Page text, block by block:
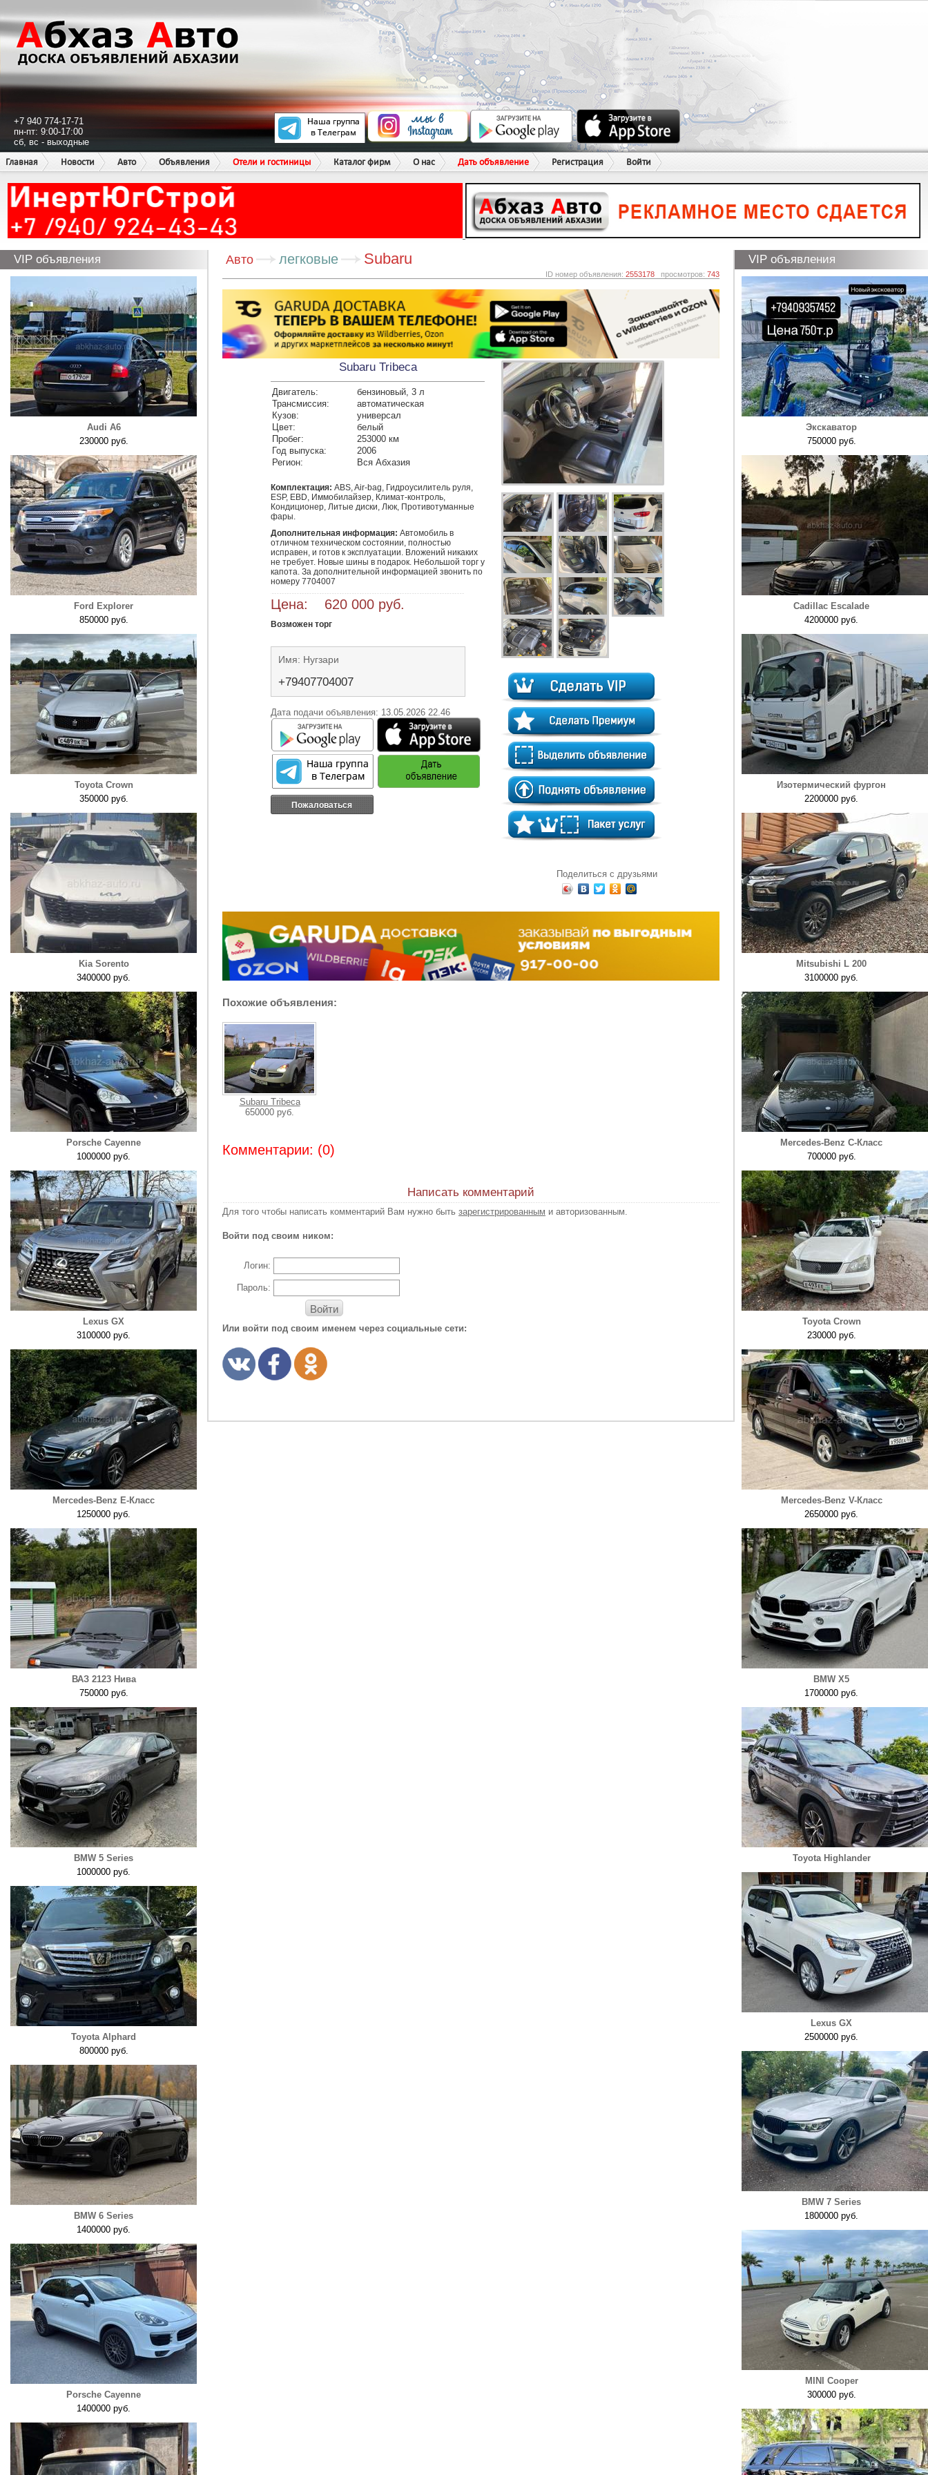
+7 940 774-17-71
пн-пт: 9:00-17:00
сб, вс - выходные
Главная
Новости Авто Объявления Отели и гостиницы Каталог фирм О нас Дать объявление Регистрация Войти
VIP объявления
Audi A6
230000 руб.
Ford Explorer
850000 руб.
Toyota Crown
350000 руб.
Kia Sorento
3400000 руб.
Porsche Cayenne
1000000 руб.
Lexus GX
3100000 руб.
Mercedes-Benz E-Класс
1250000 руб.
ВАЗ 2123 Нива
750000 руб.
BMW 5 Series
1000000 руб.
Toyota Alphard
800000 руб.
BMW 6 Series
1400000 руб.
Porsche Cayenne
1400000 руб.
Авто легковые Subaru
ID номер объявления: 2553178 просмотров: 743
Subaru Tribeca
Двигатель:
бензиновый, 3 л
Трансмиссия:
автоматическая
Кузов:
универсал
Цвет:
белый
Пробег:
253000 км
Год выпуска:
2006
Регион:
Вся Абхазия
Комплектация: ABS, Air-bag, Гидроусилитель руля,
ESP, EBD, Иммобилайзер, Климат-контроль,
Кондиционер, Литые диски, Люк, Противотуманные
фары.
Дополнительная информация: Автомобиль в
отличном техническом состоянии, полностью
исправен, и готов к эксплуатации. Вложений никаких
не требует. Новые шины в подарок. Небольшой торг у
капота. За дополнительной информацией звонить по
номеру 7704007
Цена: 620 000 руб.
Возможен торг
Имя: Нугзари
+79407704007
Дата подачи объявления: 13.05.2026 22.46
Пожаловаться
Поделиться с друзьями
Похожие объявления:
Subaru Tribeca
650000 руб.
Комментарии: (0)
Написать комментарий
Для того чтобы написать комментарий Вам нужно быть зарегистрированным и авторизованным.
Войти под своим ником:
Логин:
Пароль:
Войти
Или войти под своим именем через социальные сети:
VIP объявления
Экскаватор
750000 руб.
Cadillac Escalade
4200000 руб.
Изотермический фургон
2200000 руб.
Mitsubishi L 200
3100000 руб.
Mercedes-Benz C-Класс
700000 руб.
Toyota Crown
230000 руб.
Mercedes-Benz V-Класс
2650000 руб.
BMW X5
1700000 руб.
Toyota Highlander
Lexus GX
2500000 руб.
BMW 7 Series
1800000 руб.
MINI Cooper
300000 руб.